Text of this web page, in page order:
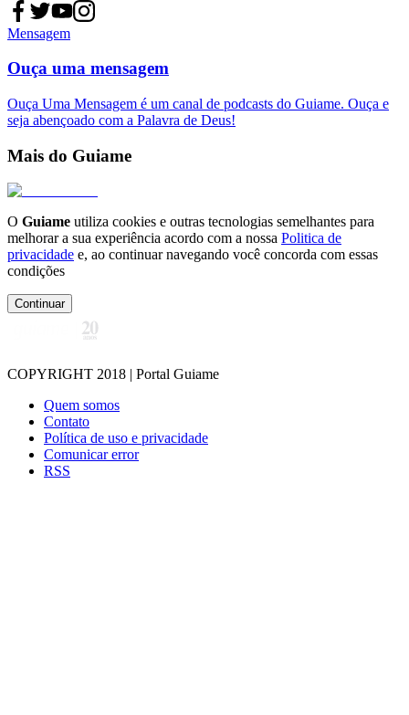
Mensagem
Ouça uma mensagem
Ouça Uma Mensagem é um canal de podcasts do Guiame. Ouça e
seja abençoado com a Palavra de Deus!
Mais do Guiame
O Guiame utiliza cookies e outras tecnologias semelhantes para
melhorar a sua experiência acordo com a nossa Politica de
privacidade e, ao continuar navegando você concorda com essas
condições
Continuar
COPYRIGHT 2018 | Portal Guiame
Quem somos
Contato
Política de uso e privacidade
Comunicar error
RSS